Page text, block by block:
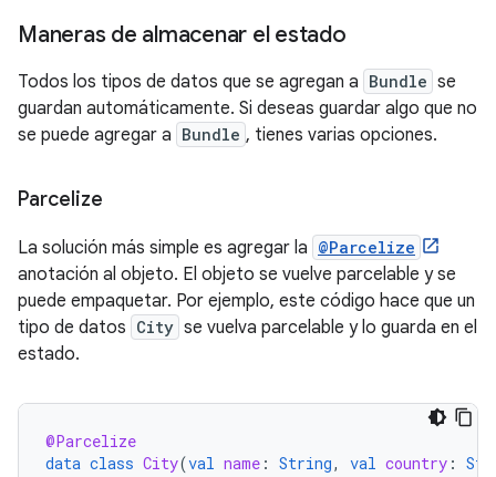
Maneras de almacenar el estado
Todos los tipos de datos que se agregan a Bundle se
guardan automáticamente. Si deseas guardar algo que no
se puede agregar a Bundle , tienes varias opciones.
Parcelize
La solución más simple es agregar la @Parcelize
anotación al objeto. El objeto se vuelve parcelable y se
puede empaquetar. Por ejemplo, este código hace que un
tipo de datos City se vuelva parcelable y lo guarda en el
estado.
@Parcelize
data class City(val name : String, val country :